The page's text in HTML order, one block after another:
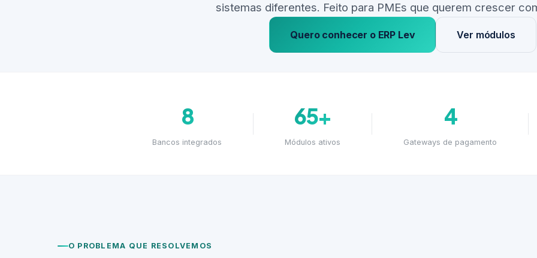
sistemas diferentes. Feito para PMEs que querem crescer
Quero conhecer o ERP Lev Ver módulos
8
Bancos integrados
65+
Módulos ativos
4
Gateways de pagamento
O PROBLEMA QUE RESOLVEMOS